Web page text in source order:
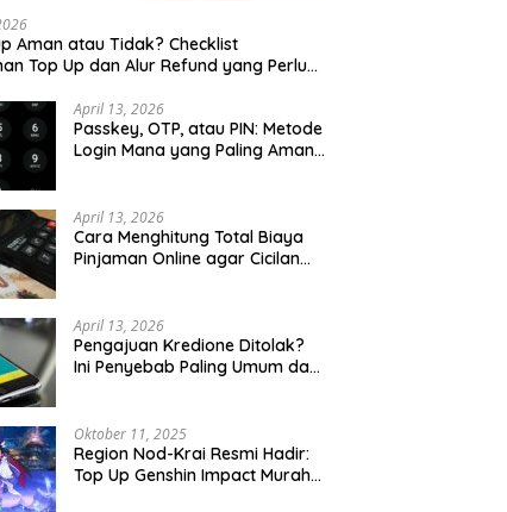
Aman atau Tidak? Checklist
Top Up dan Alur Refund yang Perlu
April 13, 2026
Passkey, OTP, atau PIN: Metode
Login Mana yang Paling Aman
April 13, 2026
Cara Menghitung Total Biaya
Pinjaman Online agar Cicilan
April 13, 2026
Pengajuan Kredione Ditolak?
Ini Penyebab Paling Umum dan
Oktober 11, 2025
Region Nod-Krai Resmi Hadir:
Top Up Genshin Impact Murah